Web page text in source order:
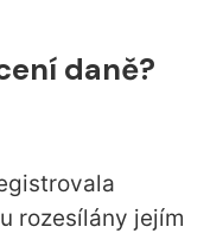
daně?
rozesílány jejím